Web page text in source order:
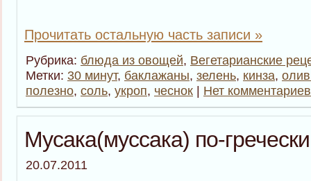
Прочитать остальную часть записи »
Рубрика: блюда из овощей, Вегетарианские
Метки: 30 минут, баклажаны, зелень, кинза,
полезно, соль, укроп, чеснок | Нет
Мусака(муссака) по-гречески
20.07.2011